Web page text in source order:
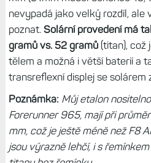
Dlouho jsem zvažoval, jakou
test zvolit, zda 51 mm a
či zda 47 mm a srovnávat s F8
aktuálně jako hlavní. Nakonec
menší provedení, protože mi
sebe stejně velké Fénixy, ale s
totiž nejsou pouze v něm.
Hodinky se totiž liší i velikostí a
AMOLED má tloušťku jen 13,8
mm (51mm model dokonce 15,4